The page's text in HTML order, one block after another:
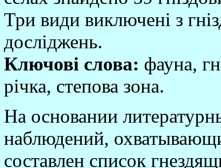
Три види виключені з
досліджень.
Ключові слова: фауна,
річка, степова зона.
На основании
наблюдений,
составлен список